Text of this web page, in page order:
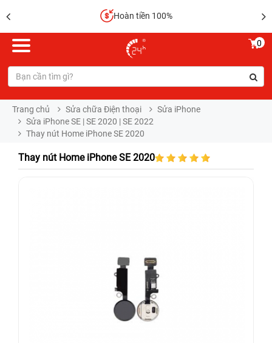
Hoàn tiền 100%
0
Trang chủ Sửa chữa Điện thoại
Sửa iPhone
Sửa iPhone SE | SE 2020 | SE 2022
Thay nút Home iPhone SE 2020
Thay nút Home iPhone SE 2020